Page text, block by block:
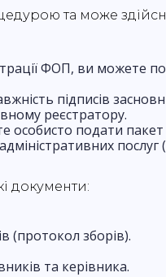
та може
ФОП, ви можете
підписів
реєстратору.
особисто подати пакет
документи:
(протокол зборів).
та керівника.